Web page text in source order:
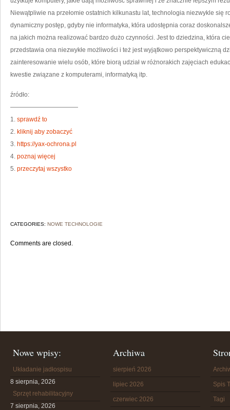
Niewątpliwie na przełomie ostatnich kilkunastu lat, technologia niezwykle się
dynamiczny postęp, gdyby nie informatyka, która udostępnia coraz
na jakich można realizować bardzo dużo czynności. Jest to dziedzina, która
przedstawia ona niezwykłe możliwości i też jest wyjątkowo perspektywiczną
zainteresowanie wielu osób, które biorą udział w różnorakich zajęciach
kwestie związane z komputerami, informatyką itp.
źródło:
———————————
1. sprawdź to
2. kliknij aby zobaczyć
3. https://yax-ochrona.pl
4. poznaj więcej
5. przeczytaj wszystko
CATEGORIES: NOWE TECHNOLOGIE
Comments are closed.
Nowe wpisy:
Układanie jadłospisu
8 sierpnia, 2026
Sprzęt rehabilitacyjny
7 sierpnia, 2026
Archiwa
sierpień 2026
lipiec 2026
czerwiec 2026
Spis
Tagi